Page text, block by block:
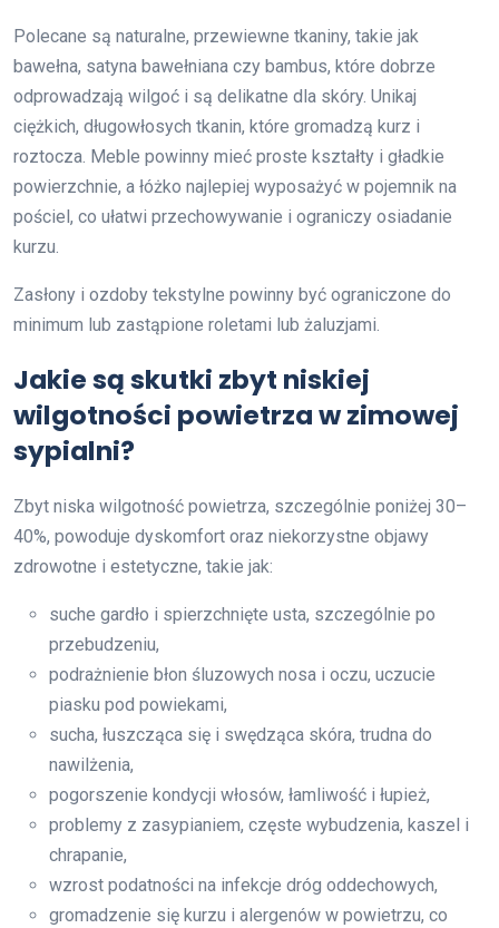
Polecane są naturalne, przewiewne tkaniny, takie jak
bawełna, satyna bawełniana czy bambus, które dobrze
odprowadzają wilgoć i są delikatne dla skóry. Unikaj
ciężkich, długowłosych tkanin, które gromadzą kurz i
roztocza. Meble powinny mieć proste kształty i gładkie
powierzchnie, a łóżko najlepiej wyposażyć w pojemnik na
pościel, co ułatwi przechowywanie i ograniczy osiadanie
kurzu.
Zasłony i ozdoby tekstylne powinny być ograniczone do
minimum lub zastąpione roletami lub żaluzjami.
Jakie są skutki zbyt niskiej
wilgotności powietrza w zimowej
sypialni?
Zbyt niska wilgotność powietrza, szczególnie poniżej 30–
40%, powoduje dyskomfort oraz niekorzystne objawy
zdrowotne i estetyczne, takie jak:
suche gardło i spierzchnięte usta, szczególnie po
przebudzeniu,
podrażnienie błon śluzowych nosa i oczu, uczucie
piasku pod powiekami,
sucha, łuszcząca się i swędząca skóra, trudna do
nawilżenia,
pogorszenie kondycji włosów, łamliwość i łupież,
problemy z zasypianiem, częste wybudzenia, kaszel i
chrapanie,
wzrost podatności na infekcje dróg oddechowych,
gromadzenie się kurzu i alergenów w powietrzu, co